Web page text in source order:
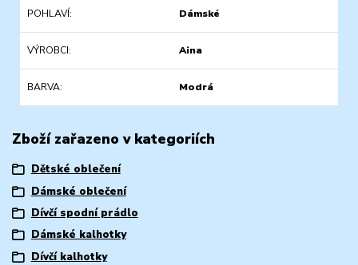
POHLAVÍ Dámské
VÝROBCI Aina
BARVA Modrá
Zboží zařazeno v kategoriích
Dětské oblečení
Dámské oblečení
Dívčí spodní prádlo
Dámské kalhotky
Dívčí kalhotky